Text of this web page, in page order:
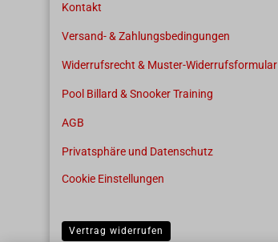
Kontakt
Versand- & Zahlungsbedingungen
Widerrufsrecht & Muster-Widerrufsformular
Pool Billard & Snooker Training
AGB
Privatsphäre und Datenschutz
Cookie Einstellungen
Vertrag widerrufen